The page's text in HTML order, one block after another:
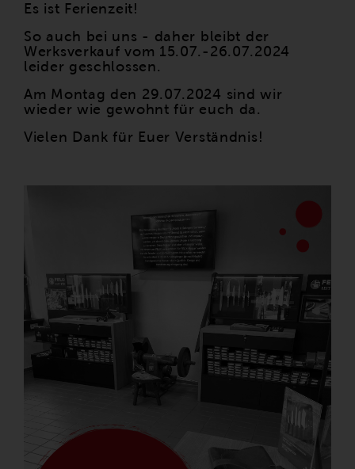
Es ist Ferienzeit!
So auch bei uns - daher bleibt der
Werksverkauf vom 15.07.-26.07.2024
leider geschlossen.
Am Montag den 29.07.2024 sind wir
wieder wie gewohnt für euch da.
Vielen Dank für Euer Verständnis!